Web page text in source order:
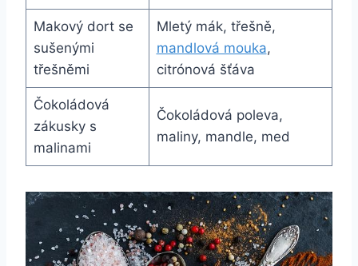
Makový dort se
sušenými
třešněmi
Mletý mák, třešně,
mandlová mouka,
citrónová šťáva
Čokoládová
zákusky s
malinami
Čokoládová poleva,
maliny, mandle, med